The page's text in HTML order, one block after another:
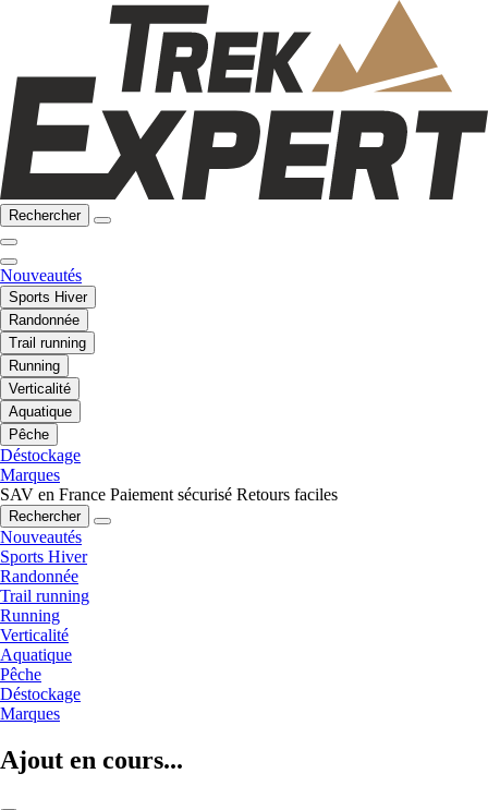
Rechercher
Nouveautés
Sports Hiver
Randonnée
Trail running
Running
Verticalité
Aquatique
Pêche
Déstockage
Marques
SAV en France Paiement sécurisé Retours faciles
Rechercher
Nouveautés
Sports Hiver
Randonnée
Trail running
Running
Verticalité
Aquatique
Pêche
Déstockage
Marques
Ajout en cours...